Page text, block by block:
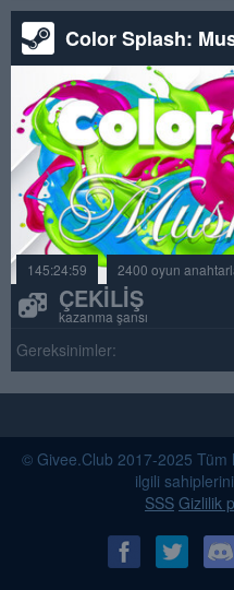
Color Splash:
145:24:59 2400 oyun
ÇEKILIŞ
kazanma şansı
Gereksinimler:
© Givee.Club 2017-2025 Tüm
ilgili
SSS Gizlilik